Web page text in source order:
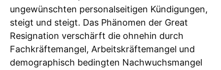
ungewünschten personalseitigen Kündigungen,
steigt und steigt. Das Phänomen der Great
Resignation verschärft die ohnehin durch
Fachkräftemangel, Arbeitskräftemangel und
demographisch bedingten Nachwuchsmangel